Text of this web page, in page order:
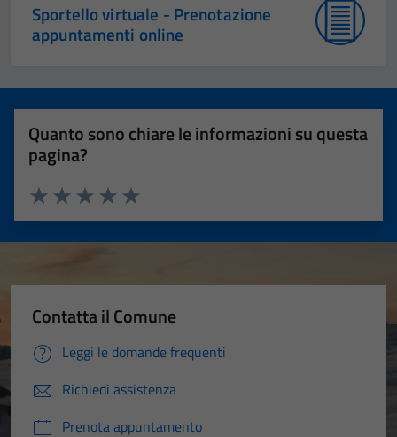
Sportello virtuale - Prenotazione
appuntamenti online
Quanto sono chiare le informazioni su questa
pagina?
Valuta 5 stelle su 5
Valuta 4 stelle su 5
Valuta 3 stelle su 5
Valuta 2 stelle su 5
Valuta 1 stelle su 5
Contatta il Comune
Leggi le domande frequenti
Richiedi assistenza
Prenota appuntamento